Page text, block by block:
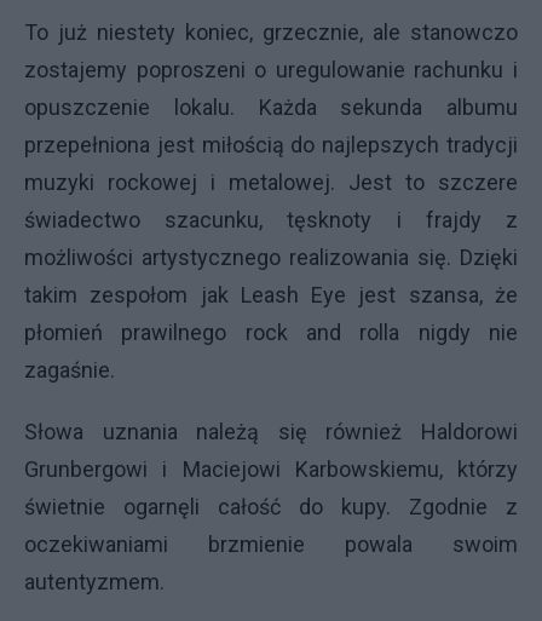
To już niestety koniec, grzecznie, ale stanowczo
zostajemy poproszeni o uregulowanie rachunku i
opuszczenie lokalu. Każda sekunda albumu
przepełniona jest miłością do najlepszych tradycji
muzyki rockowej i metalowej. Jest to szczere
świadectwo szacunku, tęsknoty i frajdy z
możliwości artystycznego realizowania się. Dzięki
takim zespołom jak Leash Eye jest szansa, że
płomień prawilnego rock and rolla nigdy nie
zagaśnie.
Słowa uznania należą się również Haldorowi
Grunbergowi i Maciejowi Karbowskiemu, którzy
świetnie ogarnęli całość do kupy. Zgodnie z
oczekiwaniami brzmienie powala swoim
autentyzmem.